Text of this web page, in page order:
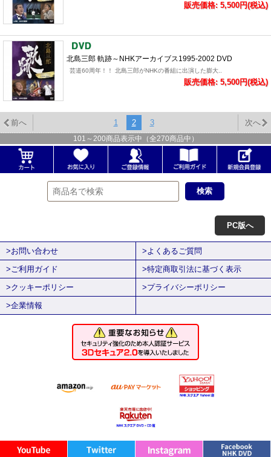
販売価格: 5,500円(税込)
北島三郎 軌跡～NHKアーカイブス1995-2002 DVD
芸道60周年！！ 北島三郎がNHKの番組に出演した膨大..
販売価格: 5,500円(税込)
前へ 1 2 3 次へ
101 ～ 200商品表示中（全270商品中）
PC版へ
>お問い合わせ
>よくあるご質問
>ご利用ガイド
>特定商取引法に基づく表示
>クッキーポリシー
>プライバシーポリシー
>企業情報